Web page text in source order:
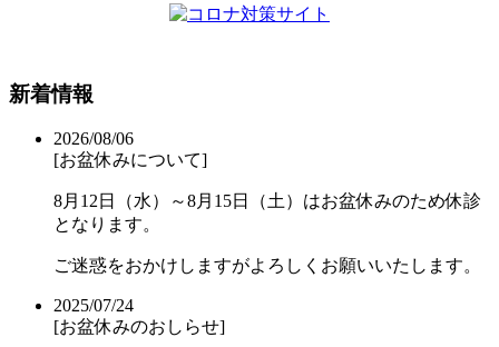
新着情報
2026/08/06
[お盆休みについて]
8月12日（水）～8月15日（土）はお盆休みのため休診
となります。
ご迷惑をおかけしますがよろしくお願いいたします。
2025/07/24
[お盆休みのおしらせ]